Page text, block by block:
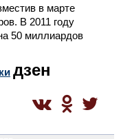
в марте
В 2011 году
50 миллиардов
дзен